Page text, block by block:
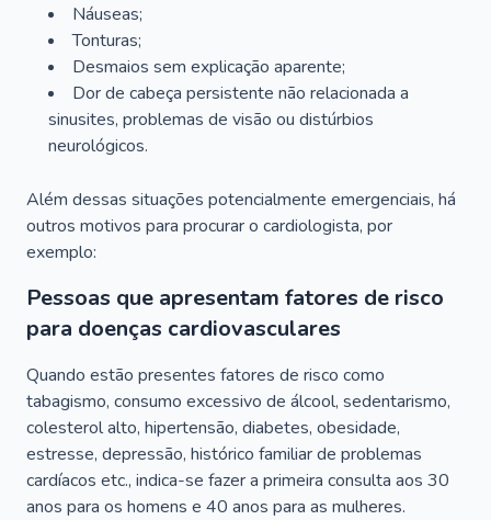
Náuseas;
Tonturas;
Desmaios sem explicação aparente;
Dor de cabeça persistente não relacionada a
sinusites, problemas de visão ou distúrbios
neurológicos.
Além dessas situações potencialmente emergenciais, há
outros motivos para procurar o cardiologista, por
exemplo:
Pessoas que apresentam fatores de risco
para doenças cardiovasculares
Quando estão presentes fatores de risco como
tabagismo, consumo excessivo de álcool, sedentarismo,
colesterol alto, hipertensão, diabetes, obesidade,
estresse, depressão, histórico familiar de problemas
cardíacos etc., indica-se fazer a primeira consulta aos 30
anos para os homens e 40 anos para as mulheres.